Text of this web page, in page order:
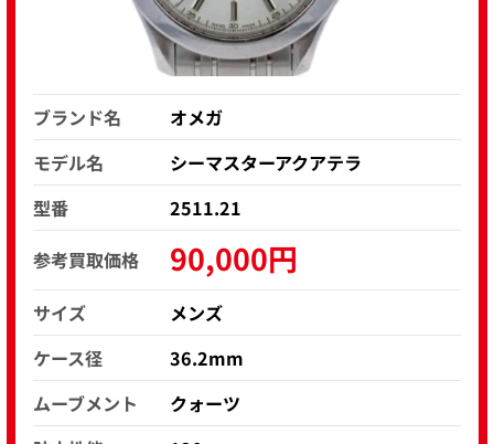
ブランド名
オメガ
モデル名
シーマスターアクアテラ
型番
2511.21
参考買取価格
90,000円
サイズ
メンズ
ケース径
36.2mm
ムーブメント
クォーツ